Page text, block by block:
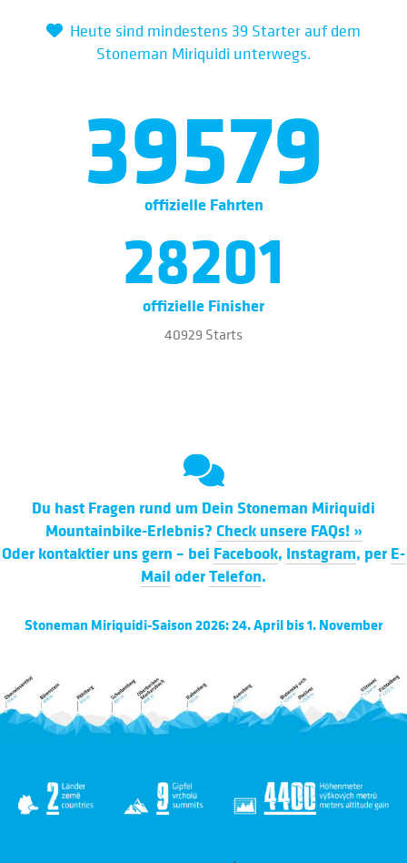
Heute sind mindestens 39 Starter auf dem
Stoneman Miriquidi unterwegs.
39579
offizielle Fahrten
28201
offizielle Finisher
40929 Starts
Du hast Fragen rund um Dein Stoneman Miriquidi
Mountainbike-Erlebnis? Check unsere FAQs! »
Oder kontaktier uns gern – bei Facebook, Instagram, per E-
Mail oderTelefon.
Stoneman Miriquidi-Saison 2026: 24. April bis 1. November